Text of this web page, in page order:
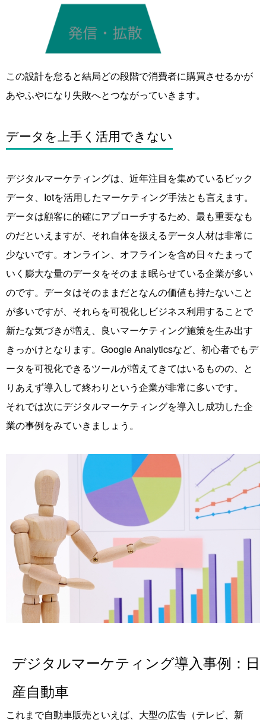
この設計を怠ると結局どの段階で消費者に購買させるかが
あやふやになり失敗へとつながっていきます。
データを上手く活用できない
デジタルマーケティングは、近年注目を集めているビック
データ、Iotを活用したマーケティング手法とも言えます。
データは顧客に的確にアプローチするため、最も重要なも
のだといえますが、それ自体を扱えるデータ人材は非常に
少ないです。オンライン、オフラインを含め日々たまって
いく膨大な量のデータをそのまま眠らせている企業が多い
のです。データはそのままだとなんの価値も持たないこと
が多いですが、それらを可視化しビジネス利用することで
新たな気づきが増え、良いマーケティング施策を生み出す
きっかけとなります。Google Analyticsなど、初心者でもデ
ータを可視化できるツールが増えてきてはいるものの、と
りあえず導入して終わりという企業が非常に多いです。
それでは次にデジタルマーケティングを導入し成功した企
業の事例をみていきましょう。
デジタルマーケティング導入事例：日
産自動車
これまで自動車販売といえば、大型の広告（テレビ、新